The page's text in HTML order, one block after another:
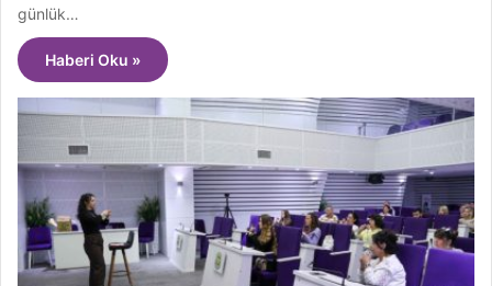
günlük…
Haberi Oku »